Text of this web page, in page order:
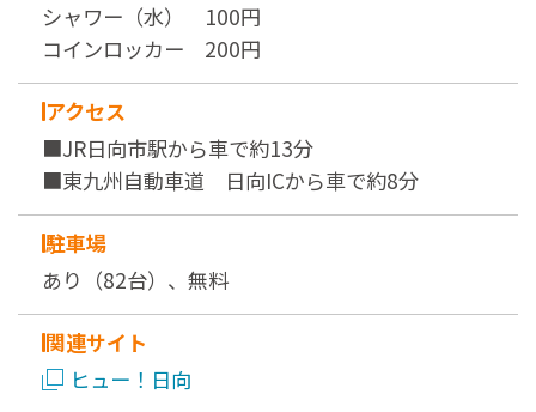
シャワー（水） 100円
コインロッカー 200円
アクセス
■JR日向市駅から車で約13分
■東九州自動車道 日向ICから車で約8分
駐車場
あり（82台）、無料
関連サイト
ヒュー！日向